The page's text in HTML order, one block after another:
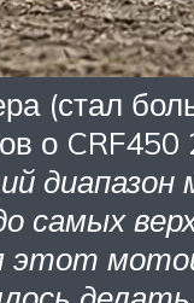
(стал
о
этот